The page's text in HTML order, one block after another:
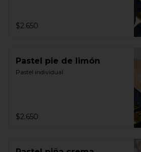
$2.650
Pastel pie de limón
Pastel individual
$2.650